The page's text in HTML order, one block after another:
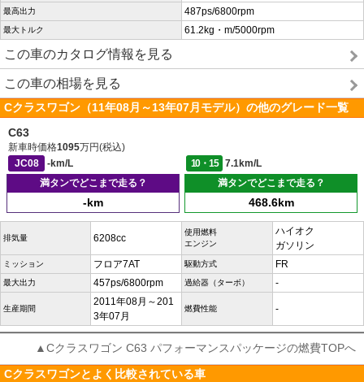
最高出力 487ps/6800rpm
最大トルク 61.2kg・m/5000rpm
この車のカタログ情報を見る
この車の相場を見る
Cクラスワゴン（11年08月～13年07月モデル）の他のグレード一覧
C63
新車時価格1095万円(税込)
JC08
-km/L 10・15
7.1km/L
満タンでどこまで走る？
-km
満タンでどこまで走る？
468.6km
排気量 6208cc
使用燃料
エンジン
ハイオク
ガソリン
ミッション フロア7AT 駆動方式 FR
最大出力 457ps/6800rpm 過給器（ターボ） -
生産期間
2011年08月～201
3年07月
燃費性能 -
▲Cクラスワゴン C63 パフォーマンスパッケージの燃費TOPへ
Cクラスワゴンとよく比較されている車